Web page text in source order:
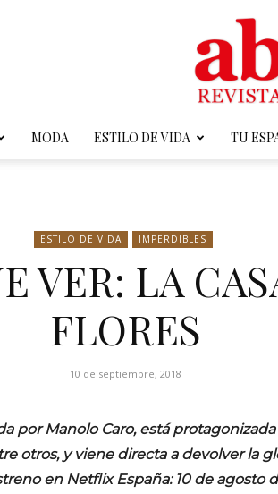
MODA ESTILO DE VIDA TU
ESTILO DE VIDA IMPERDIBLES
VER: LA
FLORES
10 de septiembre, 2018
por Manolo Caro, está
otros, y viene directa a devolver la
en Netflix España: 10 de agosto